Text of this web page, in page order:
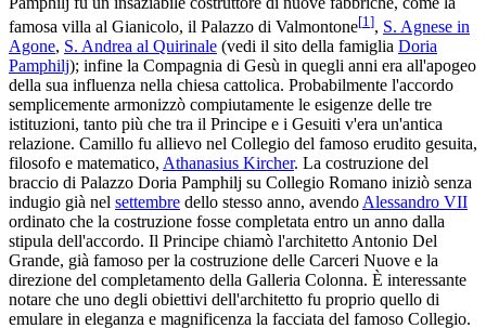
famosa villa al Gianicolo, il Palazzo di Valmontone[1 ], S. Agnese in
Agone, S. Andrea al Quirinale (vedi il sito della famiglia Doria
Pamphilj); infine la Compagnia di Gesù in quegli anni era all'apogeo
della sua influenza nella chiesa cattolica. Probabilmente l'accordo
semplicemente armonizzò compiutamente le esigenze delle tre
istituzioni, tanto più che tra il Principe e i Gesuiti v'era un'antica
relazione. Camillo fu allievo nel Collegio del famoso erudito gesuita,
filosofo e matematico, Athanasius Kircher. La costruzione del
braccio di Palazzo Doria Pamphilj su Collegio Romano iniziò senza
indugio già nel settembre dello stesso anno, avendo Alessandro VII
ordinato che la costruzione fosse completata entro un anno dalla
stipula dell'accordo. Il Principe chiamò l'architetto Antonio Del
Grande, già famoso per la costruzione delle Carceri Nuove e la
direzione del completamento della Galleria Colonna. È interessante
notare che uno degli obiettivi dell'architetto fu proprio quello di
emulare in eleganza e magnificenza la facciata del famoso Collegio.